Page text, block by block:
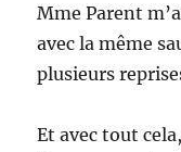
Mme Parent
avec la même
plusieurs
Et avec tout